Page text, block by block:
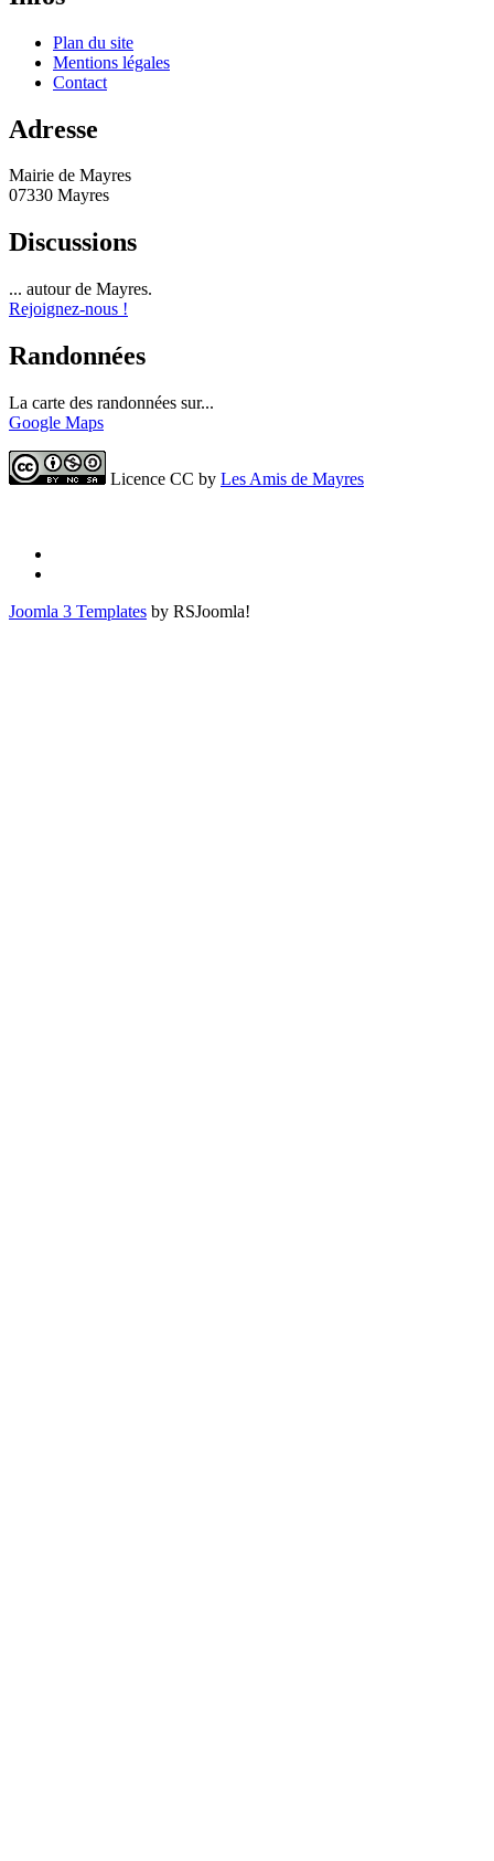
Plan du site
Mentions légales
Contact
Adresse
Mairie de Mayres
07330 Mayres
Discussions
... autour de Mayres.
Rejoignez-nous !
Randonnées
La carte des randonnées sur...
Google Maps
Licence CC by Les Amis de Mayres
Joomla 3 Templates by RSJoomla!